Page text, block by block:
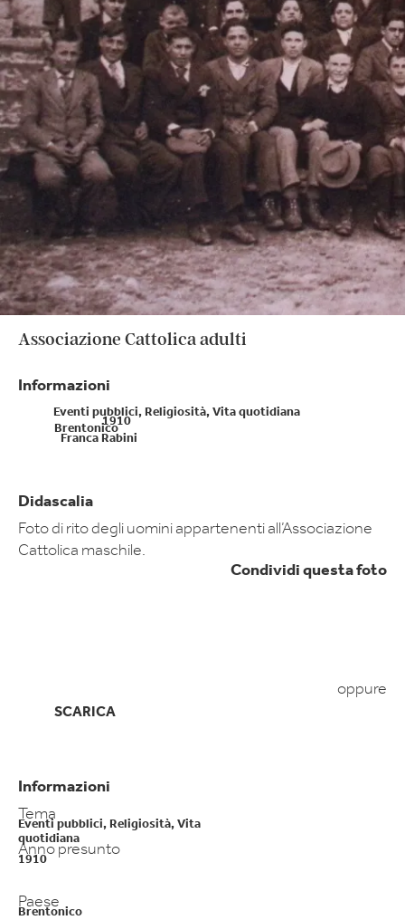
Associazione Cattolica adulti
Informazioni
Eventi pubblici,Religiosità,Vita quotidiana
Anno presunto:1910
Brentonico
Autore:Franca Rabini
Didascalia
Foto di rito degli uomini appartenenti all’Associazione
Cattolica maschile.
Condividi questa foto
oppure
SCARICA
Informazioni
Tema
Eventi pubblici,Religiosità,Vita
quotidiana
Anno presunto
1910
Paese
Brentonico